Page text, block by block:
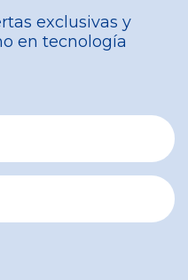
exclusivas y
en tecnología